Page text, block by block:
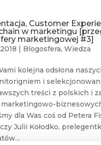
Customer
w marketingu
marketingowej #3]
| Blogosfera, Wiedza
kolejna odsłona
i
treści z polskich i
dla Was coś od Petera
Julii Kołodko,